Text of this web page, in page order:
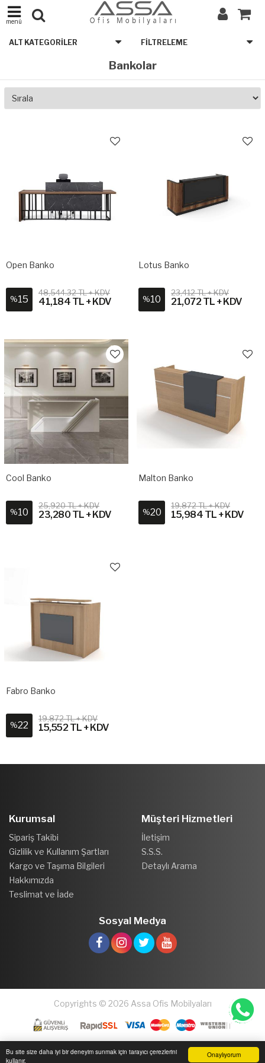
Onaylıyorum
Bu site size daha iyi bir deneyim sunmak için tarayıcı çerezlerini
kullanır.
menü
ALT KATEGORILER FILTRELEME
Bankolar
Open Banko
%15
48,544.32 TL + KDV
41,184 TL + KDV
Lotus Banko
%10
23,412 TL + KDV
21,072 TL + KDV
Cool Banko
%10
25,920 TL + KDV
23,280 TL + KDV
Malton Banko
%20
19,872 TL + KDV
15,984 TL + KDV
Fabro Banko
%22
19,872 TL + KDV
15,552 TL + KDV
Kurumsal
Sipariş Takibi
Gizlilik ve Kullanım Şartları
Kargo ve Taşıma Bilgileri
Hakkımızda
Teslimat ve İade
Müşteri Hizmetleri
İletişim
S.S.S.
Detaylı Arama
Sosyal Medya
Copyrights © 2026 Assa Ofis Mobilyaları